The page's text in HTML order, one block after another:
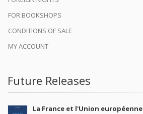
FOR BOOKSHOPS
CONDITIONS OF SALE
MY ACCOUNT
Future Releases
La France et l'Union européenne